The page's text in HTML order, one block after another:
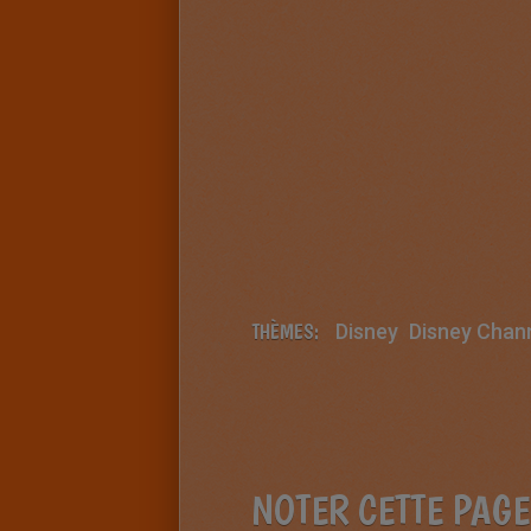
THÈMES: Disney Disney
NOTER CETTE PAGE